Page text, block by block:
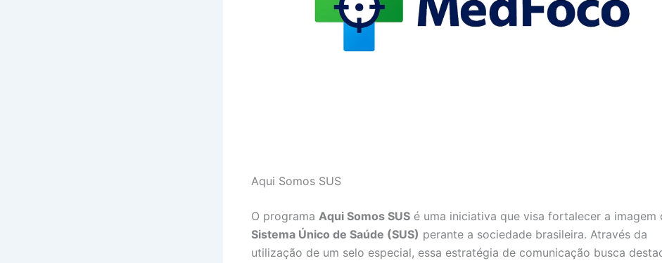
Aqui Somos SUS
O programa Aqui Somos SUS é uma iniciativa que visa fortalecer a imagem
Sistema Único de Saúde (SUS) perante a sociedade brasileira. Através da
utilização de um selo especial, essa estratégia de comunicação busca